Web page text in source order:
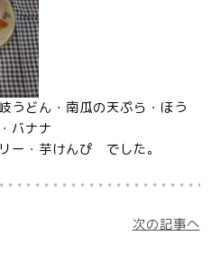
どん・南瓜の天ぷら・ほう
バナナ
ー・芋けんぴ でした。
次の記事へ